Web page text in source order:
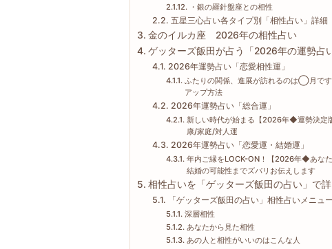
・銀の羅針盤座との相性
五星三心占い各タイプ別「相性占い」詳細
金のイルカ座 2026年の相性占い
ゲッターズ飯田が占う「2026年の運勢占い
2026年運勢占い「恋愛相性運」
ふたりの関係、進展が訪れるのは◯月で
アップ方法
2026年運勢占い「総合運」
新しい時代が始まる【2026年◆運勢決定
康/家庭/対人運
2026年運勢占い「恋愛運・結婚運」
年内ご縁をLOCK-ON！【2026年◆あな
結婚の可能性までズバリお伝えします
相性占いを「ゲッターズ飯田の占い」で
「ゲッターズ飯田の占い」相性占いメニュー
深層相性
あなたから見た相性
あの人と相性がいいのはこんな人